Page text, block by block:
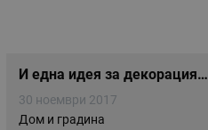
И една идея за декорация…
30 ноември 2017
Дом и градина